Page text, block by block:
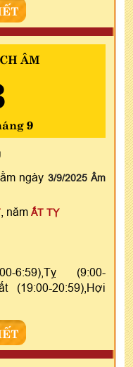
ÂM
9
ngày 3/9/2025 Âm
, năm ẤT TỴ
6:59),Tỵ (9:00-
(19:00-20:59),Hợi